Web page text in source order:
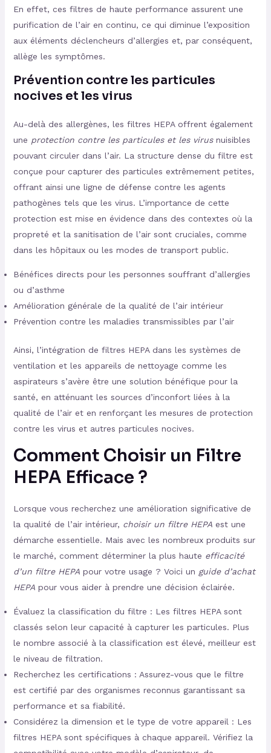
En effet, ces filtres de haute performance assurent une
purification de l’air en continu, ce qui diminue l’exposition
aux éléments déclencheurs d’allergies et, par conséquent,
allège les symptômes.
Prévention contre les particules
nocives et les virus
Au-delà des allergènes, les filtres HEPA offrent également
une protection contre les particules et les virusnuisibles
pouvant circuler dans l’air. La structure dense du filtre est
conçue pour capturer des particules extrêmement petites,
offrant ainsi une ligne de défense contre les agents
pathogènes tels que les virus. L’importance de cette
protection est mise en évidence dans des contextes où la
propreté et la sanitisation de l’air sont cruciales, comme
dans les hôpitaux ou les modes de transport public.
Bénéfices directs pour les personnes souffrant d’allergies
ou d’asthme
Amélioration générale de la qualité de l’air intérieur
Prévention contre les maladies transmissibles par l’air
Ainsi, l’intégration de filtres HEPA dans les systèmes de
ventilation et les appareils de nettoyage comme les
aspirateurs s’avère être une solution bénéfique pour la
santé, en atténuant les sources d’inconfort liées à la
qualité de l’air et en renforçant les mesures de protection
contre les virus et autres particules nocives.
Comment Choisir un Filtre
HEPA Efficace ?
Lorsque vous recherchez une amélioration significative de
la qualité de l’air intérieur, choisir un filtre HEPAest une
démarche essentielle. Mais avec les nombreux produits sur
le marché, comment déterminer la plus haute efficacité
d’un filtre HEPApour votre usage ? Voici un guide d’achat
HEPApour vous aider à prendre une décision éclairée.
Évaluez la classification du filtre : Les filtres HEPA sont
classés selon leur capacité à capturer les particules. Plus
le nombre associé à la classification est élevé, meilleur est
le niveau de filtration.
Recherchez les certifications : Assurez-vous que le filtre
est certifié par des organismes reconnus garantissant sa
performance et sa fiabilité.
Considérez la dimension et le type de votre appareil : Les
filtres HEPA sont spécifiques à chaque appareil. Vérifiez la